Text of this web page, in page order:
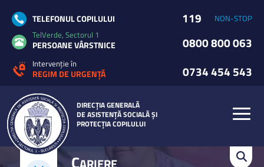
DIRECȚIA GENERALĂ
DE ASISTENȚĂ SOCIALĂ ȘI
PROTECȚIA COPILULUI
TELEFONUL COPILULUI 119
NON-STOP
TelVerde, Sectorul 1
PERSOANE VÂRSTNICE 0800 800 063
Intervenție în
REGIM DE URGENȚĂ 0734 454 543